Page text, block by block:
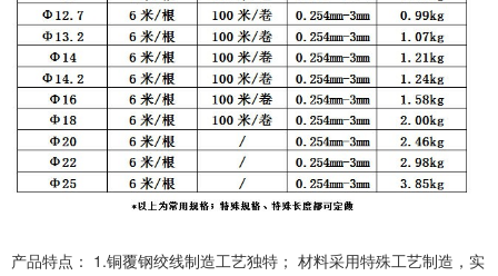
产品特点： 1.铜覆钢绞线制造工艺独特； 材料采用特殊工艺制造，实